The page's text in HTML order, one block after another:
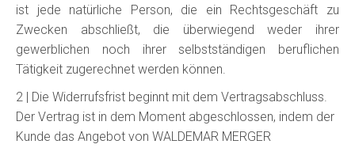
ist jede natürliche Person, die ein Rechtsgeschäft zu
Zwecken abschließt, die überwiegend weder ihrer
gewerblichen noch ihrer selbstständigen beruflichen
Tätigkeit zugerechnet werden können.
2 | Die Widerrufsfrist beginnt mit dem Vertragsabschluss.
Der Vertrag ist in dem Moment abgeschlossen, indem der
Kunde das Angebot von WALDEMAR MERGER